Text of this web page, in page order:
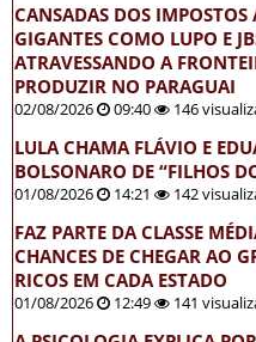
CANSADAS DOS
GIGANTES COMO LUPO E
ATRAVESSANDO A
PRODUZIR NO PARAGUAI
02/08/2026 09:40 146
LULA CHAMA FLÁVIO E
BOLSONARO DE “FILHOS
01/08/2026 14:21 142
FAZ PARTE DA CLASSE
CHANCES DE CHEGAR AO
RICOS EM CADA ESTADO
01/08/2026 12:49 141